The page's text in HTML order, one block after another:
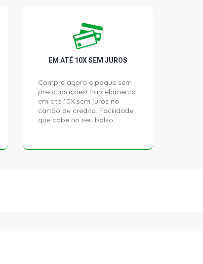
EM ATÉ 10X SEM JUROS
Compre agora e pague sem
preocupações! Parcelamento
em até 10X sem juros no
cartão de crédito. Facilidade
que cabe no seu bolso.